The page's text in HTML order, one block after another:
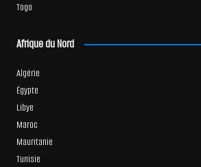
Togo
Afrique du Nord
Algérie
Égypte
Libye
Maroc
Mauritanie
Tunisie